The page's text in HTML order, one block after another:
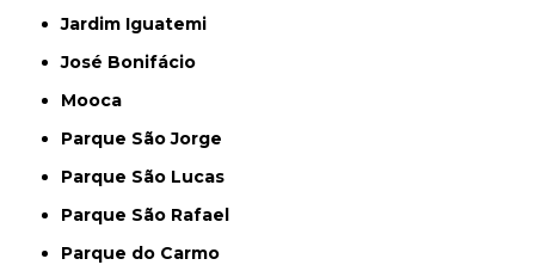
Jardim Iguatemi
José Bonifácio
Mooca
Parque São Jorge
Parque São Lucas
Parque São Rafael
Parque do Carmo